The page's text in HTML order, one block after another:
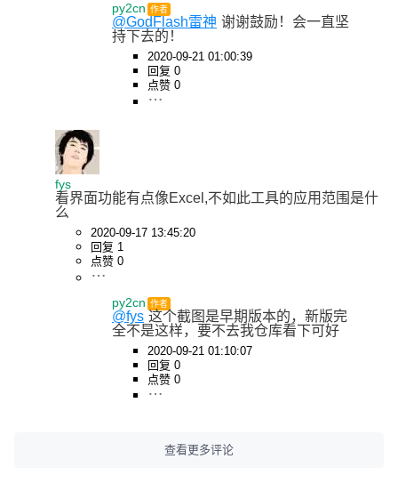
py2cn 作者
@GodFlash雷神 谢谢鼓励！会一直坚
持下去的！
2020-09-21 01:00:39
回复 0
点赞 0
fys
看界面功能有点像Excel,不如此工具的应用范围是什
么
2020-09-17 13:45:20
回复 1
点赞 0
py2cn 作者
@fys 这个截图是早期版本的，新版完
全不是这样，要不去我仓库看下可好
2020-09-21 01:10:07
回复 0
点赞 0
查看更多评论